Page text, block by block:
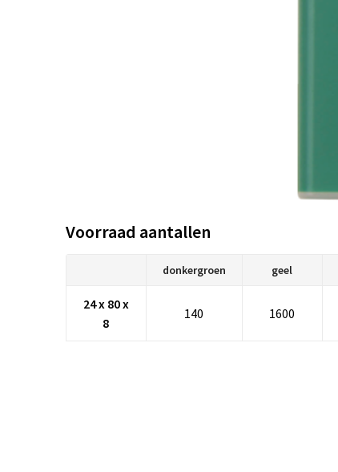
Voorraad aantallen
donkergroen geel
24 x 80 x
8
140 1600